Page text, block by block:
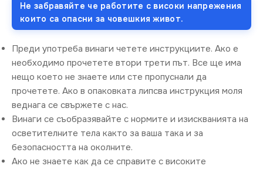
Не забравяйте че работите с високи напрежения
които са опасни за човешкия живот.
Преди употреба винаги четете инструкциите. Ако е
необходимо прочетете втори трети път. Все ще има
нещо което не знаете или сте пропуснали да
прочетете. Ако в опаковката липсва инструкция моля
веднага се свържете с нас.
Винаги се съобразявайте с нормите и изискванията на
осветителните тела както за ваша така и за
безопасността на околните.
Ако не знаете как да се справите с високите